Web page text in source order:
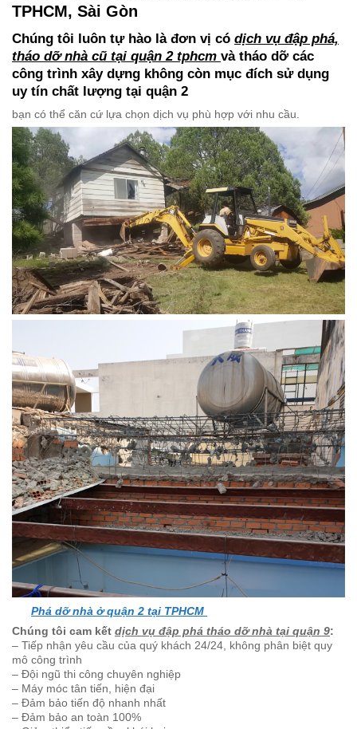
TPHCM, Sài Gòn
Chúng tôi luôn tự hào là đơn vị có dịch vụ đập phá,
tháo dỡ nhà cũ tại quận 2 tphcm và tháo dỡ các
công trình xây dựng không còn mục đích sử dụng
uy tín chất lượng tại quận 2
bạn có thể căn cứ lựa chọn dịch vụ phù hợp với nhu cầu.
Phá dỡ nhà ở quận 2 tại TPHCM
Chúng tôi cam kết dịch vụ đập phá tháo dỡ nhà tại quận 9:
– Tiếp nhận yêu cầu của quý khách 24/24, không phân biệt quy
mô công trình
– Đội ngũ thi công chuyên nghiệp
– Máy móc tân tiến, hiện đại
– Đảm bảo tiến độ nhanh nhất
– Đảm bảo an toàn 100%